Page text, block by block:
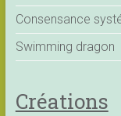
Consensance
Swimming dragon
Créations